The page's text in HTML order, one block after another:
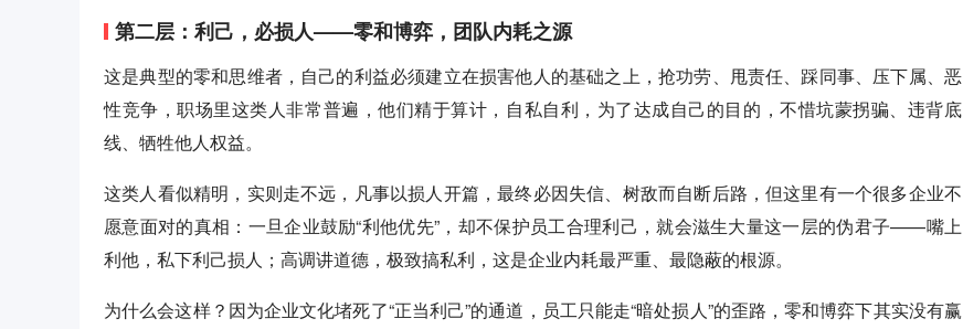
第二层：利己，必损人——零和博弈，团队内耗之源
这是典型的零和思维者，自己的利益必须建立在损害他人的基础之上，抢功劳、甩责任、踩同事、压下属、恶
性竞争，职场里这类人非常普遍，他们精于算计，自私自利，为了达成自己的目的，不惜坑蒙拐骗、违背底
线、牺牲他人权益。
这类人看似精明，实则走不远，凡事以损人开篇，最终必因失信、树敌而自断后路，但这里有一个很多企业不
愿意面对的真相：一旦企业鼓励“利他优先”，却不保护员工合理利己，就会滋生大量这一层的伪君子——嘴上
利他，私下利己损人；高调讲道德，极致搞私利，这是企业内耗最严重、最隐蔽的根源。
为什么会这样？因为企业文化堵死了“正当利己”的通道，员工只能走“暗处损人”的歪路，零和博弈下其实没有赢